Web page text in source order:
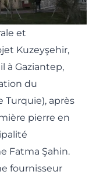
et
Kuzeyşehir,
à Gaziantep,
du
après
pierre en
Fatma Şahin.
fournisseur